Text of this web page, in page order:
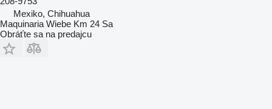
Mexiko, Chihuahua
Maquinaria Wiebe Km 24 Sa
Obráťte sa na predajcu